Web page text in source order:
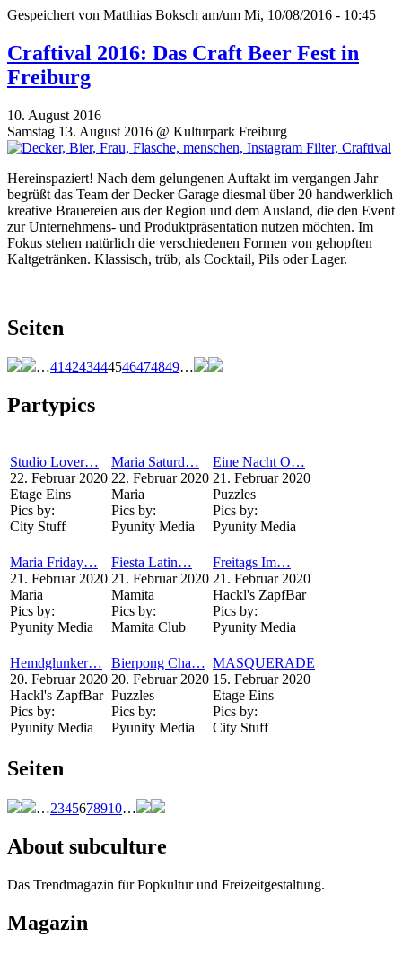
Gespeichert von Matthias Boksch am/um Mi, 10/08/2016 - 10:45
Craftival 2016: Das Craft Beer Fest in
Freiburg
10. August 2016
Samstag 13. August 2016 @ Kulturpark Freiburg
Hereinspaziert! Nach dem gelungenen Auftakt im vergangen Jahr
begrüßt das Team der Decker Garage diesmal über 20 handwerklich
kreative Brauereien aus der Region und dem Ausland, die den Event
zur Unternehmens- und Produktpräsentation nutzen möchten. Im
Fokus stehen natürlich die verschiedenen Formen von gehopften
Kaltgetränken. Klassisch, trüb, als Cocktail, Pils oder Lager.
Seiten
…414243444546474849…
Partypics
Studio Lover…
22. Februar 2020
Etage Eins
Pics by:
City Stuff
Maria Saturd…
22. Februar 2020
Maria
Pics by:
Pyunity Media
Eine Nacht O…
21. Februar 2020
Puzzles
Pics by:
Pyunity Media
Maria Friday…
21. Februar 2020
Maria
Pics by:
Pyunity Media
Fiesta Latin…
21. Februar 2020
Mamita
Pics by:
Mamita Club
Freitags Im…
21. Februar 2020
Hackl's ZapfBar
Pics by:
Pyunity Media
Hemdglunker…
20. Februar 2020
Hackl's ZapfBar
Pics by:
Pyunity Media
Bierpong Cha…
20. Februar 2020
Puzzles
Pics by:
Pyunity Media
MASQUERADE
15. Februar 2020
Etage Eins
Pics by:
City Stuff
Seiten
…2345678910…
About subculture
Das Trendmagazin für Popkultur und Freizeitgestaltung.
Magazin